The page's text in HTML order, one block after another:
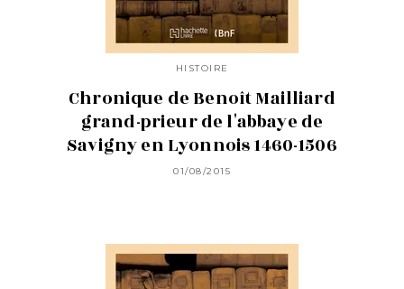
HISTOIRE
Chronique de Benoît Mailliard
grand-prieur de l'abbaye de
Savigny en Lyonnois 1460-1506
01/08/2015